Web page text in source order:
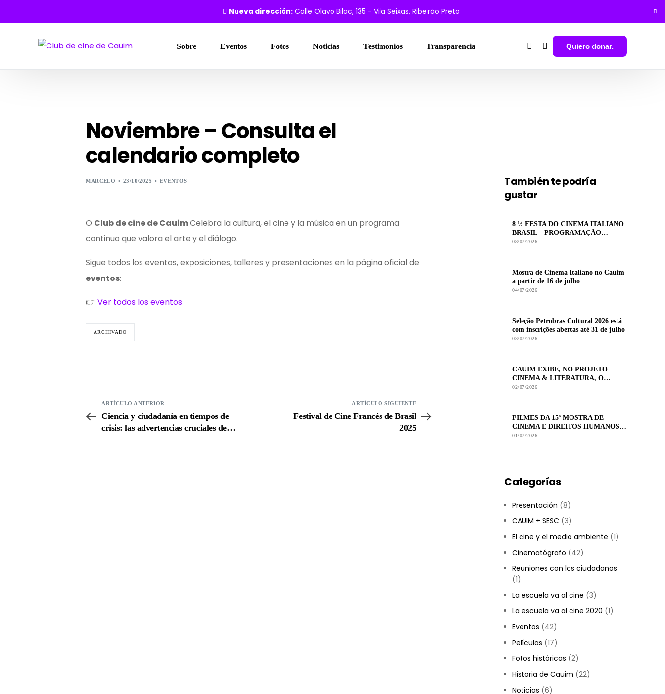
Nueva dirección: Calle Olavo Bilac, 135 - Vila Seixas, Ribeirão Preto
Sobre Eventos Fotos Noticias Testimonios Transparencia Quiero donar.
Noviembre – Consulta el
calendario completo
MARCELO 23/10/2025 EVENTOS
O Club de cine de CauimCelebra la cultura, el cine y la música en un programa
continuo que valora el arte y el diálogo.
Sigue todos los eventos, exposiciones, talleres y presentaciones en la página oficial de
eventos:
👉Ver todos los eventos
ARCHIVADO
ARTÍCULO ANTERIOR
Ciencia y ciudadanía en tiempos de
crisis: las advertencias cruciales de
ARTÍCULO SIGUIENTE
Festival de Cine Francés de Brasil
2025
También te podría
gustar
8 ½ FESTA DO CINEMA ITALIANO
BRASIL – PROGRAMAÇÃO
COMPLETA
08/07/2026
Mostra de Cinema Italiano no Cauim
a partir de 16 de julho
04/07/2026
Seleção Petrobras Cultural 2026 está
com inscrições abertas até 31 de julho
03/07/2026
CAUIM EXIBE, NO PROJETO
CINEMA & LITERATURA, O
FILME FERRÉZ, LITERATURA E
02/07/2026
FILMES DA 15ª MOSTRA DE
CINEMA E DIREITOS HUMANOS
NO CAUIM – GALERIA DE
01/07/2026
Categorías
Presentación (8)
CAUIM + SESC (3)
El cine y el medio ambiente (1)
Cinematógrafo (42)
Reuniones con los ciudadanos
(1)
La escuela va al cine (3)
La escuela va al cine 2020 (1)
Eventos (42)
Películas (17)
Fotos históricas (2)
Historia de Cauim (22)
Noticias (6)